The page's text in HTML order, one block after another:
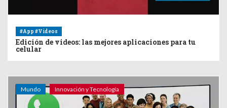
#App #Videos
Edición de videos: las mejores aplicaciones para tu
celular
Mundo Innovación y Tecnología